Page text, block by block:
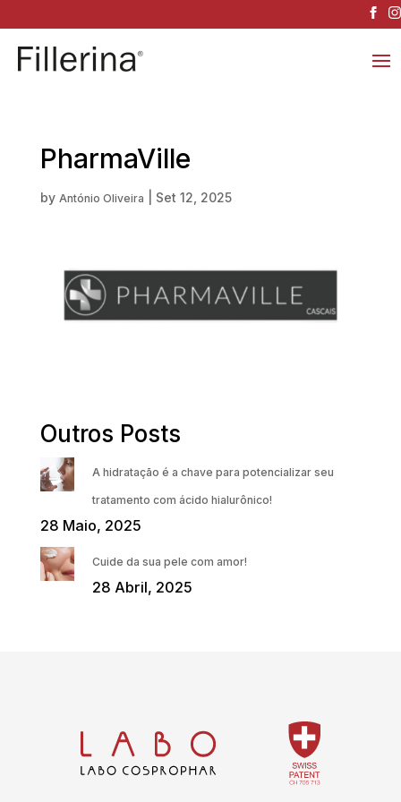
PharmaVille
by António Oliveira Set 12, 2025
Outros Posts
A hidratação é a chave para potencializar seu
tratamento com ácido hialurônico!
28 Maio, 2025
Cuide da sua pele com amor!
28 Abril, 2025